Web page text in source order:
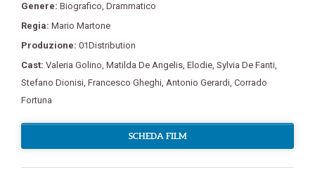
Genere: Biografico, Drammatico
Regia: Mario Martone
Produzione: 01Distribution
Cast: Valeria Golino, Matilda De Angelis, Elodie, Sylvia De Fanti,
Stefano Dionisi, Francesco Gheghi, Antonio Gerardi, Corrado
Fortuna
SCHEDA FILM